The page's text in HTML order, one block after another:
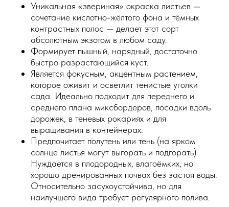
Уникальная «звериная» окраска листьев —
сочетание кислотно-жёлтого фона и тёмных
контрастных полос — делает этот сорт
абсолютным экзотом в любом саду.
Формирует пышный, нарядный, достаточно
быстро разрастающийся куст.
Является фокусным, акцентным растением,
которое оживит и осветлит тенистые уголки
сада. Идеально подходит для переднего и
среднего плана миксбордеров, посадки вдоль
дорожек, в теневых рокариях и для
выращивания в контейнерах.
Предпочитает полутень или тень (на ярком
солнце листья могут выгорать и подгорать).
Нуждается в плодородных, влагоёмких, но
хорошо дренированных почвах без застоя воды.
Относительно засухоустойчива, но для
наилучшего вида требует регулярного полива.